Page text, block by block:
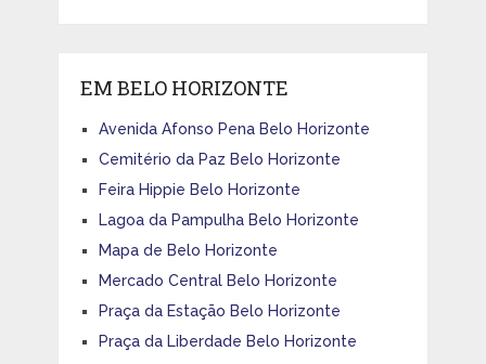
EM BELO HORIZONTE
Avenida Afonso Pena Belo Horizonte
Cemitério da Paz Belo Horizonte
Feira Hippie Belo Horizonte
Lagoa da Pampulha Belo Horizonte
Mapa de Belo Horizonte
Mercado Central Belo Horizonte
Praça da Estação Belo Horizonte
Praça da Liberdade Belo Horizonte